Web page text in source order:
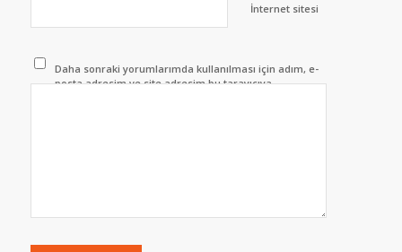
İnternet sitesi
Daha sonraki yorumlarımda kullanılması için adım, e-
posta adresim ve site adresim bu tarayıcıya